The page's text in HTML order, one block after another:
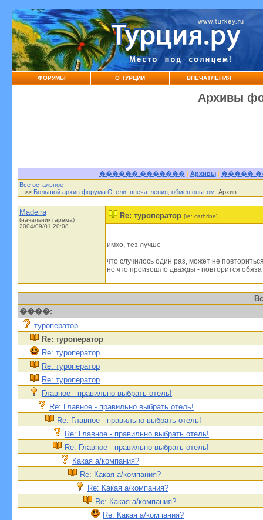
ФОРУМЫ О ТУРЦИИ ВПЕЧАТЛЕНИЯ
Архивы
������ �������| Архивы| �����
Все остальное
>> Большой архив форума Отели, впечатления, обмен опытом: Архив
Madeira
(начальник гарема)
2004/09/01 20:08
Re: туроператор [re: cathrine]
имхо, тез лучше
что случилось один раз, может не
но что произошло дважды - повторится
����:
туроператор
Re: туроператор
Re: туроператор
Re: туроператор
Re: туроператор
Главное - правильно выбрать отель!
Re: Главное - правильно выбрать отель!
Re: Главное - правильно выбрать отель!
Re: Главное - правильно выбрать отель!
Re: Главное - правильно выбрать отель!
Какая а/компания?
Re: Какая а/компания?
Re: Какая а/компания?
Re: Какая а/компания?
Re: Какая а/компания?